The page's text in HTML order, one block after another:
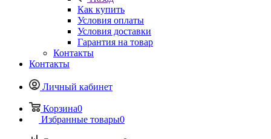
Как купить
Условия оплаты
Условия доставки
Гарантия на товар
Контакты
Контакты
Личный кабинет
Корзина0
Избранные товары0